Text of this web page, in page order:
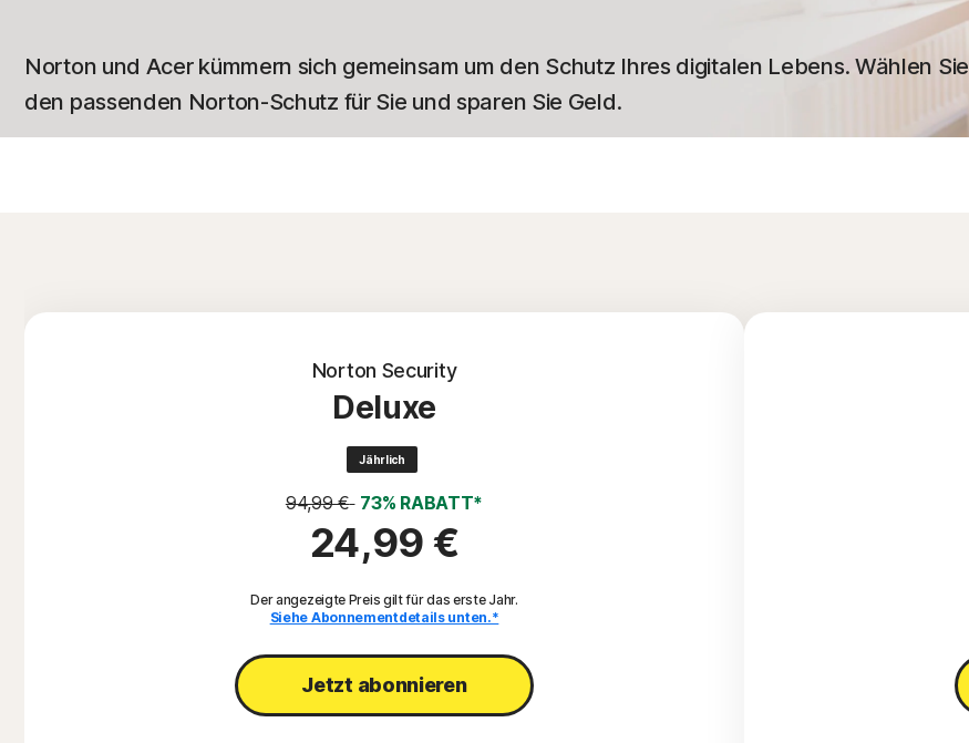
Norton und Acer kümmern sich gemeinsam um den Schutz Ihres digitalen Lebens. Wählen Sie
den passenden Norton-Schutz für Sie und sparen Sie Geld.
Norton Security
Deluxe
Jährlich
94,99 € 73% RABATT*
24,99 €
Der angezeigte Preis gilt für das erste Jahr.
Siehe Abonnementdetails unten.*
Jetzt abonnieren